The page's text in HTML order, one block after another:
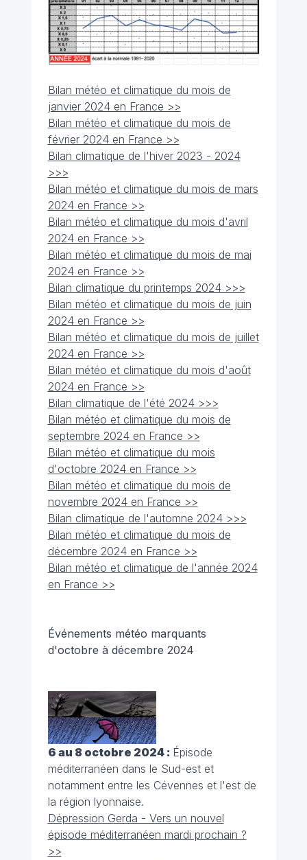
Bilan météo et climatique du mois de
janvier 2024 en France >>
Bilan météo et climatique du mois de
février 2024 en France >>
Bilan climatique de l'hiver 2023 - 2024
>>>
Bilan météo et climatique du mois de mars
2024 en France >>
Bilan météo et climatique du mois d'avril
2024 en France >>
Bilan météo et climatique du mois de mai
2024 en France >>
Bilan climatique du printemps 2024 >>>
Bilan météo et climatique du mois de juin
2024 en France >>
Bilan météo et climatique du mois de juillet
2024 en France >>
Bilan météo et climatique du mois d'août
2024 en France >>
Bilan climatique de l'été 2024 >>>
Bilan météo et climatique du mois de
septembre 2024 en France >>
Bilan météo et climatique du mois
d'octobre 2024 en France >>
Bilan météo et climatique du mois de
novembre 2024 en France >>
Bilan climatique de l'automne 2024 >>>
Bilan météo et climatique du mois de
décembre 2024 en France >>
Bilan météo et climatique de l'année 2024
en France >>
Événements météo marquants
d'octobre à décembre 2024
6 au 8 octobre 2024 : Épisode
méditerranéen dans le Sud-est et
notamment entre les Cévennes et l'est de
la région lyonnaise.
Dépression Gerda - Vers un nouvel
épisode méditerranéen mardi prochain ?
>>